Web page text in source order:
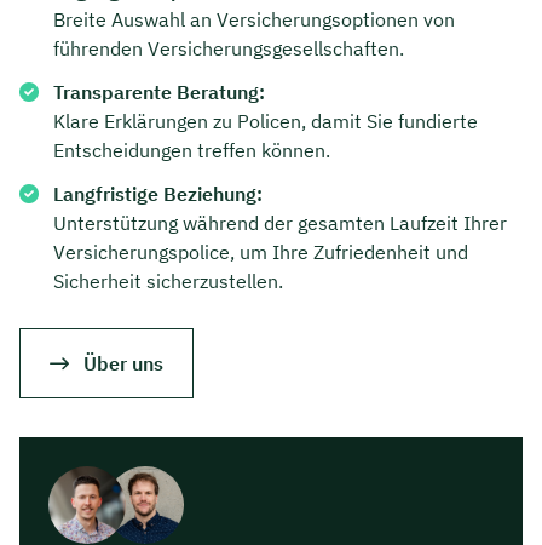
Breite Auswahl an Versicherungsoptionen von
führenden Versicherungsgesellschaften.
Transparente Beratung:
Klare Erklärungen zu Policen, damit Sie fundierte
Entscheidungen treffen können.
Langfristige Beziehung:
Unterstützung während der gesamten Laufzeit Ihrer
Versicherungspolice, um Ihre Zufriedenheit und
Sicherheit sicherzustellen.
Über uns
Dauer: ca. 30 Minuten
Kostenfrei & unverbindlich
Meeting buchen